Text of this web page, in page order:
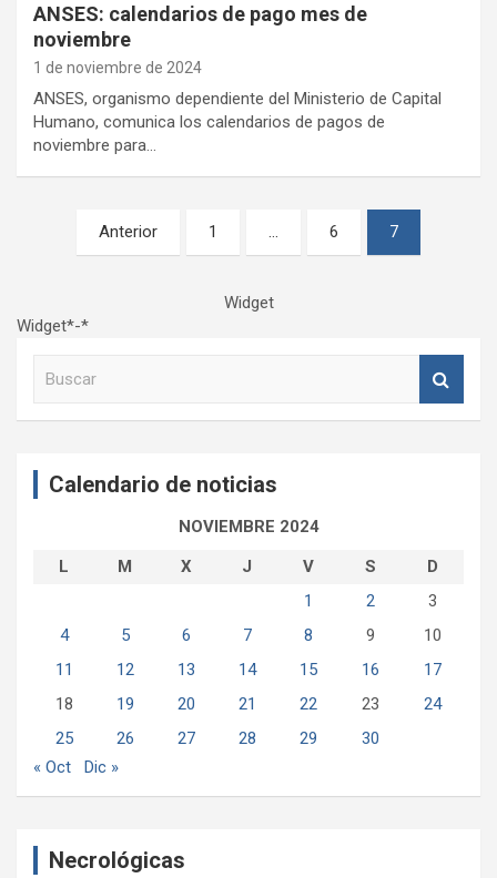
ANSES: calendarios de pago mes de
noviembre
1 de noviembre de 2024
ANSES, organismo dependiente del Ministerio de Capital
Humano, comunica los calendarios de pagos de
noviembre para…
Paginación
Anterior 1 … 6 7
Widget
Widget*-*
Calendario de noticias
NOVIEMBRE 2024
L
M X J V S
D
1
2
3
4
5 6 7 8 9
10
11
12 13 14 15 16
17
18
19 20 21 22 23
24
25
26 27 28 29
30
« Oct
Dic »
Necrológicas